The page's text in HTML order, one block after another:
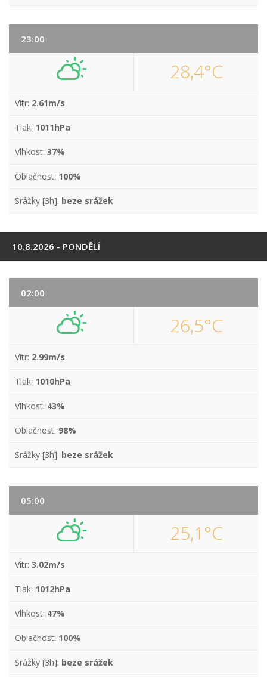
23:00
28,4°C
Vítr: 2.61m/s
Tlak: 1011hPa
Vlhkost: 37%
Oblačnost: 100%
Srážky [3h]: beze srážek
10.8.2026 - PONDĚLÍ
02:00
26,5°C
Vítr: 2.99m/s
Tlak: 1010hPa
Vlhkost: 43%
Oblačnost: 98%
Srážky [3h]: beze srážek
05:00
25,1°C
Vítr: 3.02m/s
Tlak: 1012hPa
Vlhkost: 47%
Oblačnost: 100%
Srážky [3h]: beze srážek